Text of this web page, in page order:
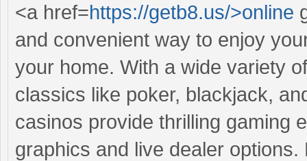
<a href=https://getb8.us/>online
and convenient way to enjoy
your home. With a wide variety
classics like poker, blackjack,
casinos provide thrilling gaming
graphics and live dealer